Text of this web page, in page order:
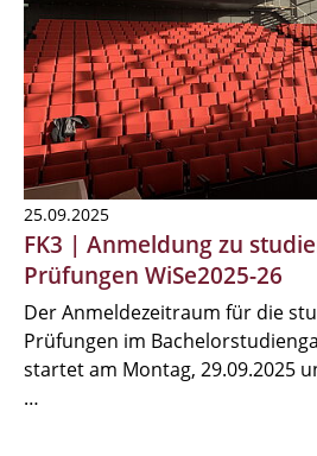
25.09.2025
FK3 | Anmeldung zu
Prüfungen WiSe2025-26
Der Anmeldezeitraum für die
Prüfungen im
startet am Montag, 29.09.2025
…